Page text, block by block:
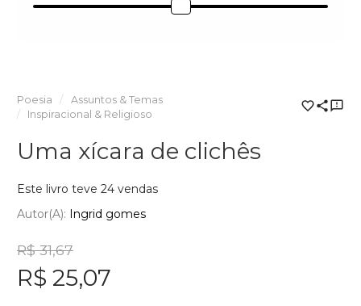
Poesia
Assuntos & Temas
Inspiracional & Religioso
Uma xícara de clichês
Este livro teve 24 vendas
Autor(a): Ingrid gomes
R$ 31,67
R$ 25,07